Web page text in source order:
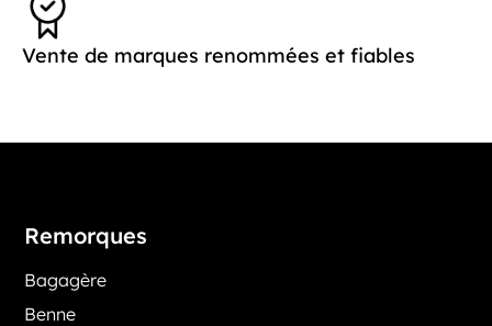
Vente de marques renommées et fiables
Remorques
Bagagère
Benne